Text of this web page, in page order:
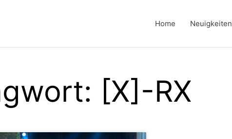
Home Neuigkeiten
[X]-RX